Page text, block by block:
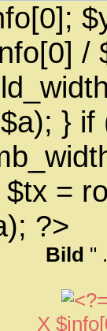
/
}
=
?>
Bild "
X